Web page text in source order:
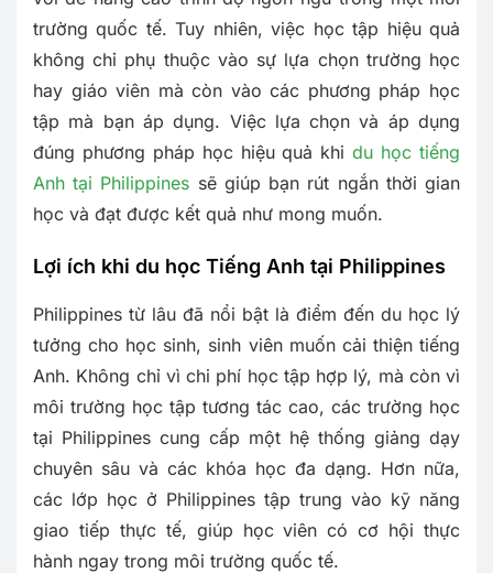
trường quốc tế. Tuy nhiên, việc học tập hiệu quả
không chỉ phụ thuộc vào sự lựa chọn trường học
hay giáo viên mà còn vào các phương pháp học
tập mà bạn áp dụng. Việc lựa chọn và áp dụng
đúng phương pháp học hiệu quả khidu học tiếng
Anh tại Philippines sẽ giúp bạn rút ngắn thời gian
học và đạt được kết quả như mong muốn.
Lợi ích khi du học Tiếng Anh tại Philippines
Philippines từ lâu đã nổi bật là điểm đến du học lý
tưởng cho học sinh, sinh viên muốn cải thiện tiếng
Anh. Không chỉ vì chi phí học tập hợp lý, mà còn vì
môi trường học tập tương tác cao, các trường học
tại Philippines cung cấp một hệ thống giảng dạy
chuyên sâu và các khóa học đa dạng. Hơn nữa,
các lớp học ở Philippines tập trung vào kỹ năng
giao tiếp thực tế, giúp học viên có cơ hội thực
hành ngay trong môi trường quốc tế.